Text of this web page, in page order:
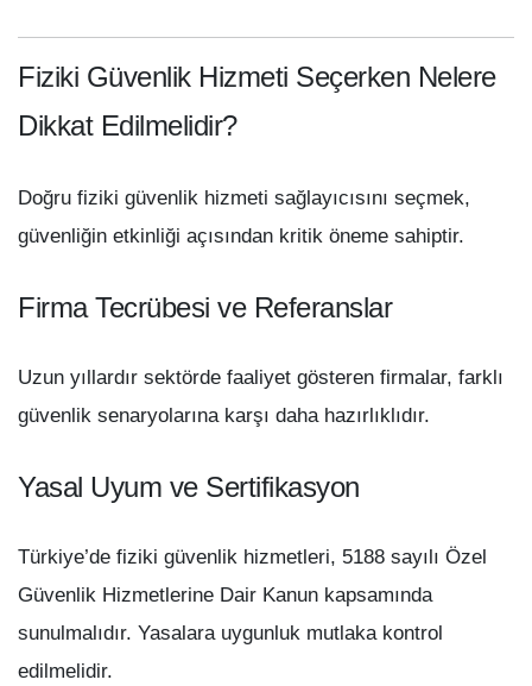
Fiziki Güvenlik Hizmeti Seçerken Nelere
Dikkat Edilmelidir?
Doğru fiziki güvenlik hizmeti sağlayıcısını seçmek,
güvenliğin etkinliği açısından kritik öneme sahiptir.
Firma Tecrübesi ve Referanslar
Uzun yıllardır sektörde faaliyet gösteren firmalar, farklı
güvenlik senaryolarına karşı daha hazırlıklıdır.
Yasal Uyum ve Sertifikasyon
Türkiye’de fiziki güvenlik hizmetleri, 5188 sayılı Özel
Güvenlik Hizmetlerine Dair Kanun kapsamında
sunulmalıdır. Yasalara uygunluk mutlaka kontrol
edilmelidir.